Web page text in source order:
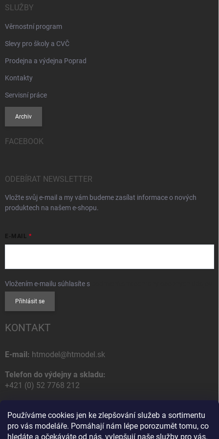
Používáme cookies jen ke zlepšování služeb a sortimentu
pro vás modeláře. Pomáhají nám lépe porozumět tomu, co
hledáte a očekáváte od nás, vylepšují naše služby pro vás.
SLUŽBY
Věrnostní program
Slevy pro školy a CVČ
Prodejna a výdejna Poprad
Kontakty
Servisní práce
Archiv
FACEBOOK
ODEBÍRAT NEWSLETTER
Vložte svůj e-mail a my vám budeme zasílat informace o nových
produktech na našem e-shopu.
E-MAIL
Vložením e-mailu súhlasíte s
Přihlásit se
KONTAKT
E-mail: htmodel@htmodel.sk
Telefon do výdejny a skladu:
+421 (0) 52 7768 212
HT model
Na letisko 49